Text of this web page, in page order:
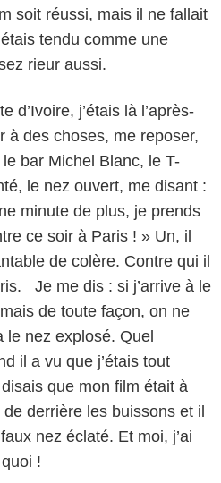
soit réussi, mais il ne fallait
tendu comme une
rieur aussi.
d’Ivoire, j’étais là l’après-
à des choses, me reposer,
bar Michel Blanc, le T-
le nez ouvert, me disant :
minute de plus, je prends
ce soir à Paris ! » Un, il
de colère. Contre qui il
Je me dis : si j’arrive à le
de toute façon, on ne
le nez explosé. Quel
il a vu que j’étais tout
que mon film était à
de derrière les buissons et il
nez éclaté. Et moi, j’ai
!